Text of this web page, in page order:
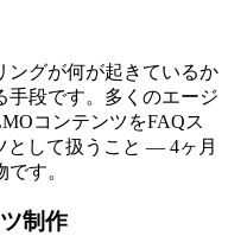
ングが何が起きているか
手段です。多くのエージ
コンテンツをFAQス
として扱うこと — 4ヶ月
す。
制作